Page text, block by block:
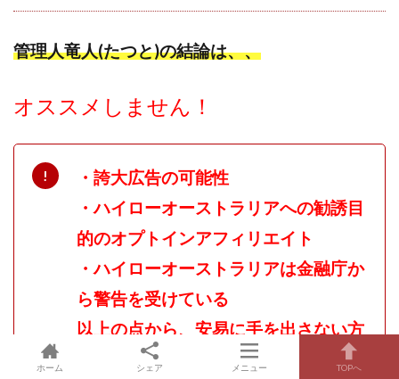
管理人竜人(たつと)の結論は、、
オススメしません！
・誇大広告の可能性
・ハイローオーストラリアへの勧誘目
的のオプトインアフィリエイト
・ハイローオーストラリアは金融庁か
ら警告を受けている
以上の点から、安易に手を出さない方
がよいと判断しました！
ホーム シェア メニュー TOPへ